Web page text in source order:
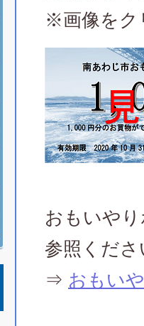
※画像をク
おもいや
参照くださ
⇒ おもい